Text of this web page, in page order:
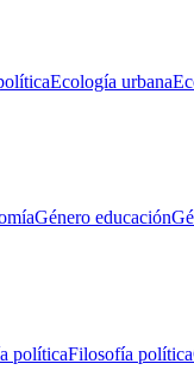
Ecología urbana
Género educación
políticaFilosofía política